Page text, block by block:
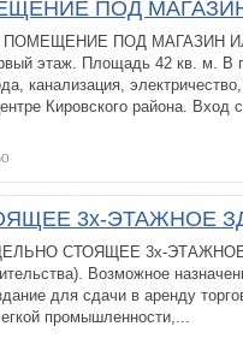
ПОД
ПОД МАГАЗИН
этаж. Площадь 42 кв. м. В
канализация,
Кировского района. Вход
3х-ЭТАЖНОЕ
СТОЯЩЕЕ 3х-ЭТАЖНОЕ
Возможное
для сдачи в аренду
промышленности,...